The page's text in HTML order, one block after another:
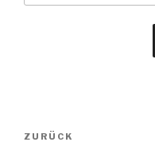
Beitragsnavigation
Vorheriger
ZURÜCK